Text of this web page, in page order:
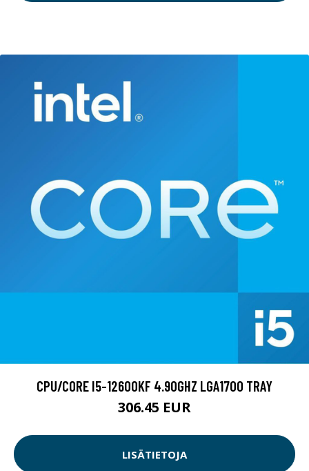
CPU/CORE I5-12600KF 4.90GHZ LGA1700 TRAY
306.45 EUR
LISÄTIETOJA